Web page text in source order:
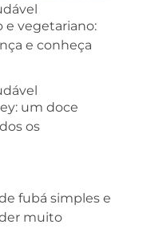
e vegetariano:
e conheça
um doce
os
fubá simples e
muito